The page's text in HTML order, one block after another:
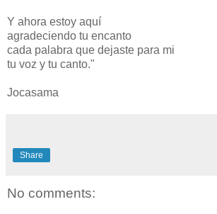
Y ahora estoy aquí
agradeciendo tu encanto
cada palabra que dejaste para mi
tu voz y tu canto."
Jocasama
Share
No comments: